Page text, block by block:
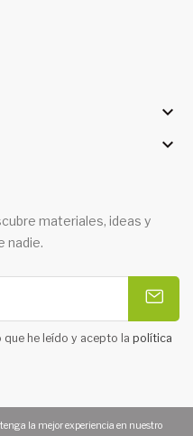


materiales, ideas y
nadie.
he leído y acepto la política
la mejor experiencia en nuestro